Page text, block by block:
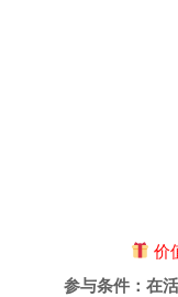
价
参与条件：在